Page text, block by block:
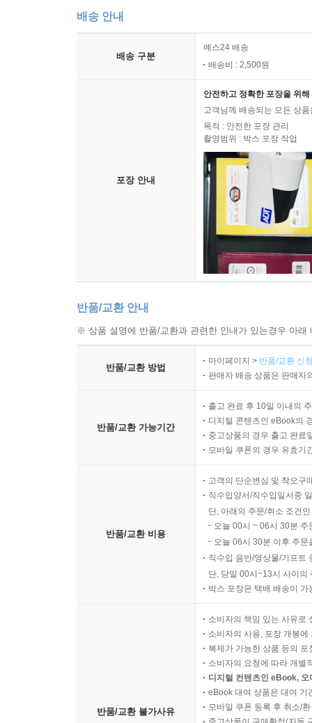
배송 안내
배송 구분
예스24 배송
배송비 : 2,500원
포장 안내
안전하고 정확한 포장을 위
고객님께 배송되는 모든 상
목적 : 안전한 포장 관리
촬영범위 : 박스 포장 작업
반품/교환 안내
※ 상품 설명에 반품/교환과 관련한 안내가 있는경우 아
반품/교환 방법
마이페이지 > 반품/교환 신
판매자 배송 상품은 판매자
반품/교환 가능기간
출고 완료 후 10일 이내의
디지털 콘텐츠인 eBook의
중고상품의 경우 출고 완료
모바일 쿠폰의 경우 유효기
반품/교환 비용
고객의 단순변심 및 착오구
직수입양서/직수입일서중
단, 아래의 주문/취소 조건
오늘 00시 ~ 06시 30분
오늘 06시 30분 이후 주
직수입 음반/영상물/기프트
단, 당일 00시~13시 사이의
박스 포장은 택배 배송이
반품/교환 불가사유
소비자의 책임 있는 사유로
소비자의 사용, 포장 개봉
복제가 가능한 상품 등의
소비자의 요청에 따라 개별
디지털 컨텐츠인 eBook,
eBook 대여 상품은 대여 기
모바일 쿠폰 등록 후 취소/